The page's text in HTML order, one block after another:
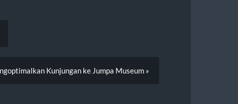
Kunjungan ke Jumpa Museum »